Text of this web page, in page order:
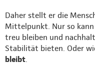
Daher stellt er die
Mittelpunkt. Nur so kann
treu bleiben und
Stabilität bieten. Oder
bleibt.